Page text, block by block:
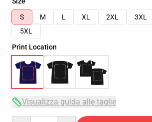
S
M L XL 2XL 3XL
5XL
Print Location
Visualizza guida alle taglie